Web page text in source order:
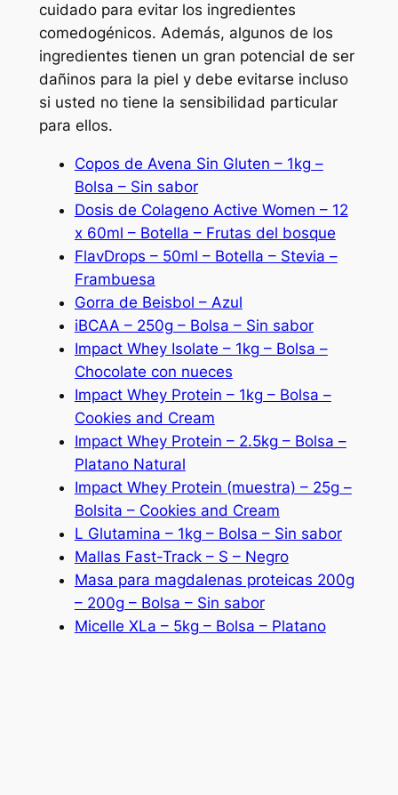
cuidado para evitar los ingredientes
comedogénicos. Además, algunos de los
ingredientes tienen un gran potencial de ser
dañinos para la piel y debe evitarse incluso
si usted no tiene la sensibilidad particular
para ellos.
Copos de Avena Sin Gluten – 1kg –
Bolsa – Sin sabor
Dosis de Colageno Active Women – 12
x 60ml – Botella – Frutas del bosque
FlavDrops – 50ml – Botella – Stevia –
Frambuesa
Gorra de Beisbol – Azul
iBCAA – 250g – Bolsa – Sin sabor
Impact Whey Isolate – 1kg – Bolsa –
Chocolate con nueces
Impact Whey Protein – 1kg – Bolsa –
Cookies and Cream
Impact Whey Protein – 2.5kg – Bolsa –
Platano Natural
Impact Whey Protein (muestra) – 25g –
Bolsita – Cookies and Cream
L Glutamina – 1kg – Bolsa – Sin sabor
Mallas Fast-Track – S – Negro
Masa para magdalenas proteicas 200g
– 200g – Bolsa – Sin sabor
Micelle XLa – 5kg – Bolsa – Platano